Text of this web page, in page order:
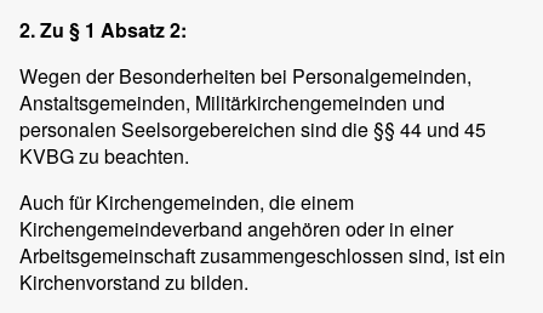
2. Zu § 1 Absatz 2:
Wegen der Besonderheiten bei Personalgemeinden,
Anstaltsgemeinden, Militärkirchengemeinden und
personalen Seelsorgebereichen sind die §§ 44 und 45
KVBG zu beachten.
Auch für Kirchengemeinden, die einem
Kirchengemeindeverband angehören oder in einer
Arbeitsgemeinschaft zusammengeschlossen sind, ist ein
Kirchenvorstand zu bilden.